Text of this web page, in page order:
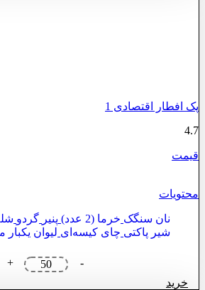
پک افطار اقتصادی 1
4.7
قیمت
محتویات
نان سنگک خرما (2 عدد) پنیر گردو
شیر پاکتی چای کیسه‌ای لیوان
-
پک
افطار
+
خرید